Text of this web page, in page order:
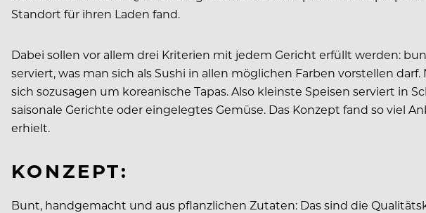
Standort für ihren Laden fand.
Dabei sollen vor allem drei Kriterien mit jedem Gericht erfüllt werden:
serviert, was man sich als Sushi in allen möglichen Farben vorstellen
sich sozusagen um koreanische Tapas. Also kleinste Speisen serviert in
saisonale Gerichte oder eingelegtes Gemüse. Das Konzept fand so viel
erhielt.
KONZEPT:
Bunt, handgemacht und aus pflanzlichen Zutaten: Das sind die